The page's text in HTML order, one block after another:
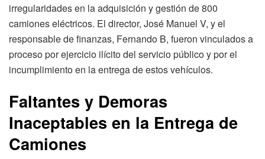
irregularidades en la adquisición y gestión de 800
camiones eléctricos. El director, José Manuel V, y el
responsable de finanzas, Fernando B, fueron vinculados a
proceso por ejercicio ilícito del servicio público y por el
incumplimiento en la entrega de estos vehículos.
Faltantes y Demoras
Inaceptables en la Entrega de
Camiones